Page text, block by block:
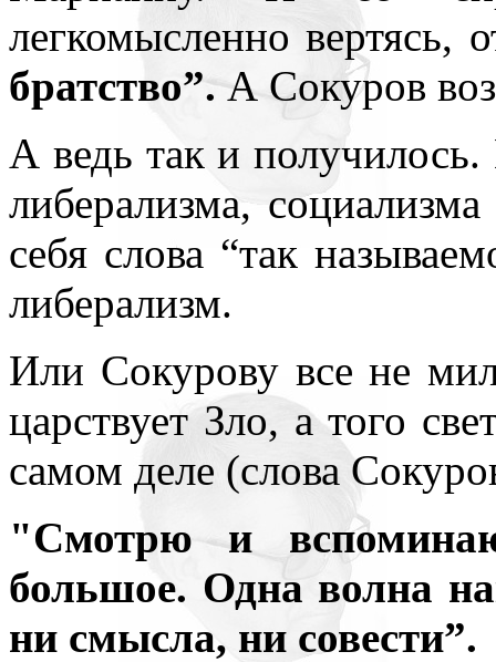
легкомысленно вертясь,
братство”.А Сокуров
А ведь так и
либерализма,
себя слова “так
либерализм.
Или Сокурову все не
царствует Зло, а того
самом деле (слова
"Смотрю и
большое. Одна волна
ни смысла, ни совести”.